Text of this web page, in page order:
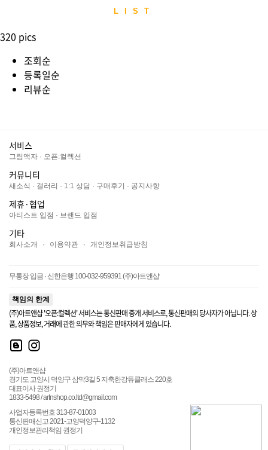
LIST
320 pics
조회순
등록일순
리뷰순
서비스
그림액자 · 오픈:컬렉션
커뮤니티
새소식 · 갤러리 · 1:1 상담 · 구매후기 · 공지사항
제휴·협업
아티스트 입점 · 브랜드 입점
기타
회사소개 · 이용약관 · 개인정보취급방침
무통장 입금 · 신한은행 100-032-959391 (주)아트앤샵
책임의 한계
(주)아트앤샵 '오픈:컬렉션' 서비스는 통신판매 중개 서비스로, 통신판매의 당사자가 아닙니다. 상
품, 상품정보, 거래에 관한 의무와 책임은 판매자에게 있습니다.
(주)아트앤샵
경기도 고양시 덕양구 삼막3길 5 지축한강듀클래스 220호
대표이사 권정기
1833-5498 / artnshop.co.ltd@gmail.com
사업자등록번호 313-87-01003
통신판매신고 2021-고양덕양구-1132
개인정보관리책임 권정기